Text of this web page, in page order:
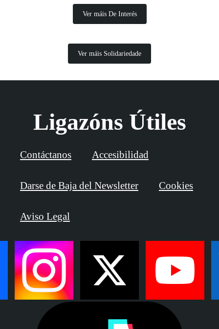
Ver máis De Interés
Ver máis Solidariedade
Ligazóns Útiles
Contáctanos Accesibilidad
Darse de Baja del Newsletter Cookies
Aviso Legal